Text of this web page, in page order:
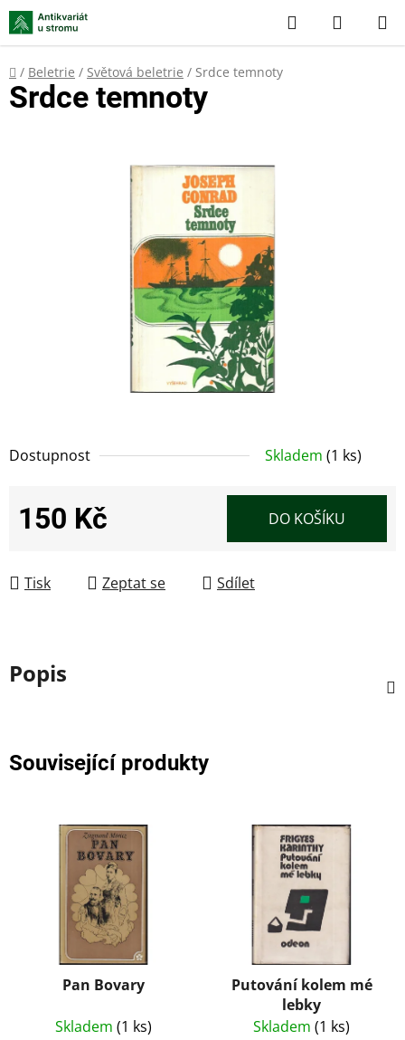
Přejít
na
obsah
Hledat
KOŠÍK
Domů
/ Beletrie / Světová beletrie / Srdce temnoty
Dostupnost Skladem (1 ks)
150 Kč DO KOŠÍKU
Tisk Zeptat se Sdílet
Srdce temnoty
Popis
Související produkty
Pan Bovary
Skladem (1 ks)
Putování kolem mé
lebky
Skladem (1 ks)